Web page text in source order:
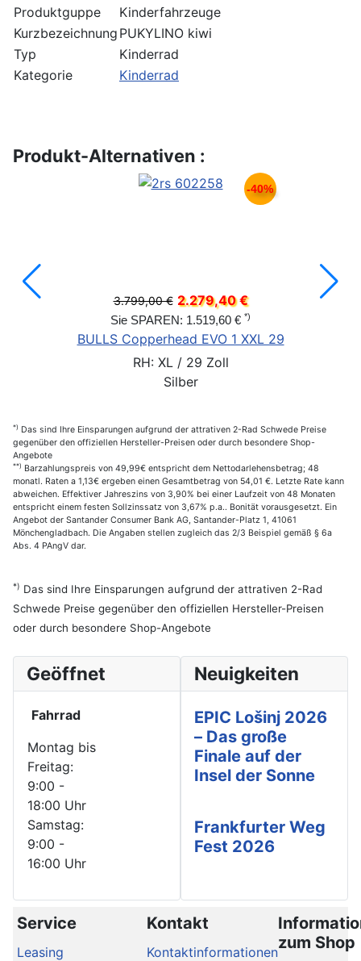
Produktguppe
Kinderfahrzeuge
Kurzbezeichnung PUKYLINO kiwi
Typ
Kinderrad
Kategorie
Kinderrad
Produkt-Alternativen :
-40%
3.799,00 € 2.279,40 €
Sie SPAREN: 1.519,60 € *)
BULLS Copperhead EVO 1 XXL 29
RH: XL / 29 Zoll
Silber
*) Das sind Ihre Einsparungen aufgrund der attrativen 2-Rad Schwede Preise
gegenüber den offiziellen Hersteller-Preisen oder durch besondere Shop-
Angebote
**) Barzahlungspreis von 49,99€ entspricht dem Nettodarlehensbetrag; 48
monatl. Raten a 1,13€ ergeben einen Gesamtbetrag von 54,01 €. Letzte Rate kann
abweichen. Effektiver Jahreszins von 3,90% bei einer Laufzeit von 48 Monaten
entspricht einem festen Sollzinssatz von 3,67% p.a.. Bonität vorausgesetzt. Ein
Angebot der Santander Consumer Bank AG, Santander-Platz 1, 41061
Mönchengladbach. Die Angaben stellen zugleich das 2/3 Beispiel gemäß § 6a
Abs. 4 PAngV dar.
*) Das sind Ihre Einsparungen aufgrund der attrativen 2-Rad
Schwede Preise gegenüber den offiziellen Hersteller-Preisen
oder durch besondere Shop-Angebote
Geöffnet
Fahrrad
Montag bis
Freitag:
9:00 -
18:00 Uhr
Samstag:
9:00 -
16:00 Uhr
Neuigkeiten
EPIC Lošinj 2026
– Das große
Finale auf der
Insel der Sonne
Frankfurter Weg
Fest 2026
Service
Leasing
Kontakt
Kontaktinformationenzum Shop